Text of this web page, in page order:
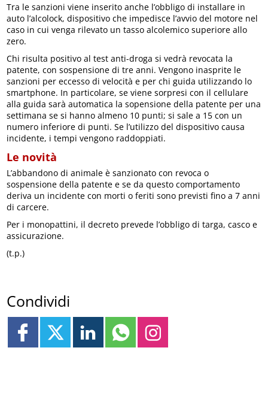
Tra le sanzioni viene inserito anche l’obbligo di installare in
auto l’alcolock, dispositivo che impedisce l’avvio del motore nel
caso in cui venga rilevato un tasso alcolemico superiore allo
zero.
Chi risulta positivo al test anti-droga si vedrà revocata la
patente, con sospensione di tre anni. Vengono inasprite le
sanzioni per eccesso di velocità e per chi guida utilizzando lo
smartphone. In particolare, se viene sorpresi con il cellulare
alla guida sarà automatica la sopensione della patente per una
settimana se si hanno almeno 10 punti; si sale a 15 con un
numero inferiore di punti. Se l’utilizzo del dispositivo causa
incidente, i tempi vengono raddoppiati.
Le novità
L’abbandono di animale è sanzionato con revoca o
sospensione della patente e se da questo comportamento
deriva un incidente con morti o feriti sono previsti fino a 7 anni
di carcere.
Per i monopattini, il decreto prevede l’obbligo di targa, casco e
assicurazione.
(t.p.)
Condividi